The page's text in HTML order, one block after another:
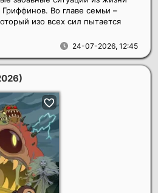
24-07-2026, 12:45
Во главе семьи –
изо всех сил пытается